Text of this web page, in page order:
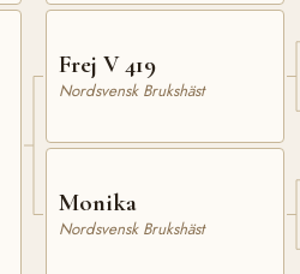
Frej V 419
Nordsvensk Brukshäst
Monika
Nordsvensk Brukshäst